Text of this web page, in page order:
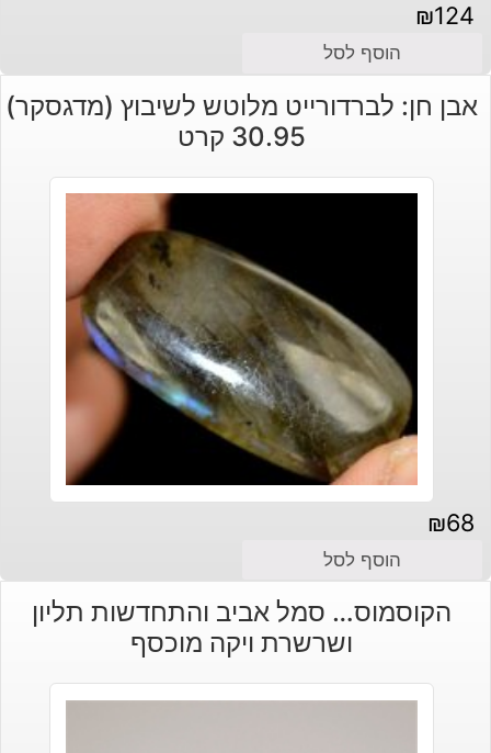
₪124
הוסף לסל
אבן חן: לברדורייט מלוטש לשיבוץ (מדגסקר)
30.95 קרט
₪68
הוסף לסל
הקוסמוס… סמל אביב והתחדשות תליון
ושרשרת ויקה מוכסף